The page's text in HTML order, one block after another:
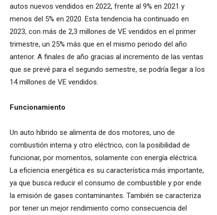
autos nuevos vendidos en 2022, frente al 9% en 2021 y
menos del 5% en 2020. Esta tendencia ha continuado en
2023, con más de 2,3 millones de VE vendidos en el primer
trimestre, un 25% más que en el mismo periodo del año
anterior. A finales de año gracias al incremento de las ventas
que se prevé para el segundo semestre, se podría llegar a los
14 millones de VE vendidos.
Funcionamiento
Un auto híbrido se alimenta de dos motores, uno de
combustión interna y otro eléctrico, con la posibilidad de
funcionar, por momentos, solamente con energía eléctrica.
La eficiencia energética es su característica más importante,
ya que busca reducir el consumo de combustible y por ende
la emisión de gases contaminantes. También se caracteriza
por tener un mejor rendimiento como consecuencia del